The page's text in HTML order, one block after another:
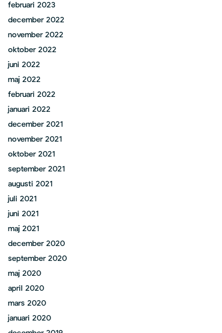
februari 2023
december 2022
november 2022
oktober 2022
juni 2022
maj 2022
februari 2022
januari 2022
december 2021
november 2021
oktober 2021
september 2021
augusti 2021
juli 2021
juni 2021
maj 2021
december 2020
september 2020
maj 2020
april 2020
mars 2020
januari 2020